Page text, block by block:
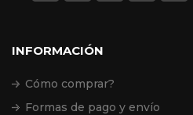
INFORMACIÓN
Cómo comprar?
Formas de pago y envío